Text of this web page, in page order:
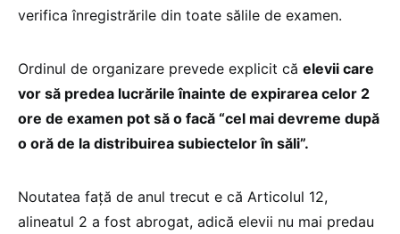
verifica înregistrările din toate sălile de examen.
Ordinul de organizare prevede explicit că elevii care
vor să predea lucrările înainte de expirarea celor 2
ore de examen pot să o facă “cel mai devreme după
o oră de la distribuirea subiectelor în săli”.
Noutatea față de anul trecut e că Articolul 12,
alineatul 2 a fost abrogat, adică elevii nu mai predau